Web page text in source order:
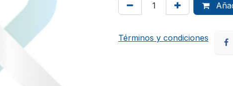
Términos y condiciones